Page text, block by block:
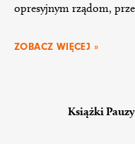
opresyjnym rządom,
ZOBACZ WIĘCEJ »
Książki